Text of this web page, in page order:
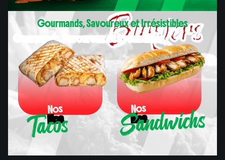
Burgers
Gourmands, Savoureux et Irrésistibles
Gourmands, Savoureux et Irrésistibles
Nos
Nos
Tacos
Nos
Nos
Sandwichs